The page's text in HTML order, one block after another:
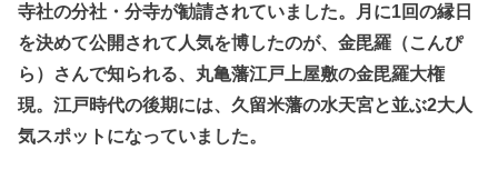
寺社の分社・分寺が勧請されていました。月に1回の縁日
を決めて公開されて人気を博したのが、金毘羅（こんぴ
ら）さんで知られる、丸亀藩江戸上屋敷の金毘羅大権
現。江戸時代の後期には、久留米藩の水天宮と並ぶ2大人
気スポットになっていました。